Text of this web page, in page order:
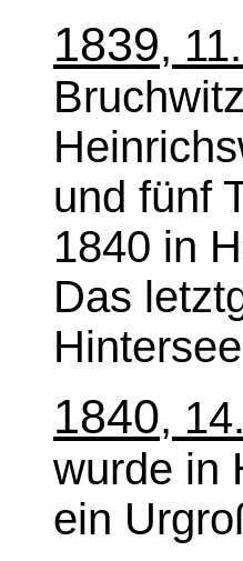
1839,
und fünf
1840 in
Das
1840,
wurde in
ein